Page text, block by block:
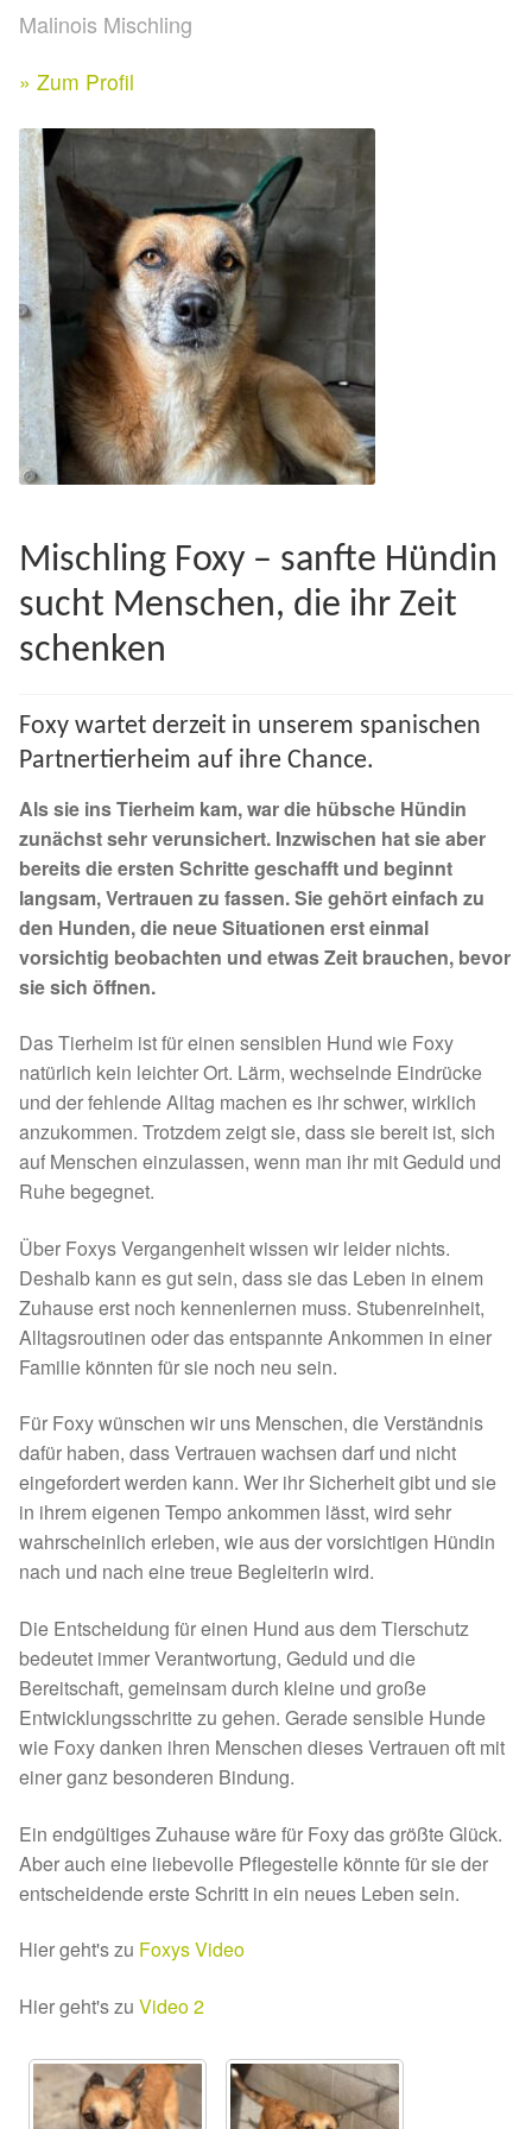
Ihre/Eure Spenden – Januar bis Juni 2026
Spenden 2025
Juli bis Dezember 2025
Januar bis Juni 2025
Spenden 2024
Juli bis Dezember 2024
Spenden 2023
Juli bis Dezember 2023
Spenden 2022
Juli bis Dezember 2022
Januar bis Juni 2022
Spenden 2021
Fördermitgliedschaft
Tierschutz
Auslandstierschutz
Schutzgebühr
Unsere Notnasen
Notnasen in Deutschland
Notnasen noch im Ausland
Notnasen mit Handicap
Wichtige Gedanken vor der Adoption
Sicherheitsgeschirr
Mittelmeerkrankheiten
Leishmaniose
Qualzucht bei Hunden
Sonderfarben bei Hunden
Zwingerhusten
Ablauf Adoption
Info Broschüre – SALVA Hundehilfe e.V.
Facebook
Instagram
Malinois Mischling
» Zum Profil
Mischling Foxy – sanfte Hündin
sucht Menschen, die ihr Zeit
schenken
Foxy wartet derzeit in unserem spanischen
Partnertierheim auf ihre Chance.
Als sie ins Tierheim kam, war die hübsche Hündin
zunächst sehr verunsichert. Inzwischen hat sie aber
bereits die ersten Schritte geschafft und beginnt
langsam, Vertrauen zu fassen. Sie gehört einfach zu
den Hunden, die neue Situationen erst einmal
vorsichtig beobachten und etwas Zeit brauchen, bevor
sie sich öffnen.
Das Tierheim ist für einen sensiblen Hund wie Foxy
natürlich kein leichter Ort. Lärm, wechselnde Eindrücke
und der fehlende Alltag machen es ihr schwer, wirklich
anzukommen. Trotzdem zeigt sie, dass sie bereit ist, sich
auf Menschen einzulassen, wenn man ihr mit Geduld und
Ruhe begegnet.
Über Foxys Vergangenheit wissen wir leider nichts.
Deshalb kann es gut sein, dass sie das Leben in einem
Zuhause erst noch kennenlernen muss. Stubenreinheit,
Alltagsroutinen oder das entspannte Ankommen in einer
Familie könnten für sie noch neu sein.
Für Foxy wünschen wir uns Menschen, die Verständnis
dafür haben, dass Vertrauen wachsen darf und nicht
eingefordert werden kann. Wer ihr Sicherheit gibt und sie
in ihrem eigenen Tempo ankommen lässt, wird sehr
wahrscheinlich erleben, wie aus der vorsichtigen Hündin
nach und nach eine treue Begleiterin wird.
Die Entscheidung für einen Hund aus dem Tierschutz
bedeutet immer Verantwortung, Geduld und die
Bereitschaft, gemeinsam durch kleine und große
Entwicklungsschritte zu gehen. Gerade sensible Hunde
wie Foxy danken ihren Menschen dieses Vertrauen oft mit
einer ganz besonderen Bindung.
Ein endgültiges Zuhause wäre für Foxy das größte Glück.
Aber auch eine liebevolle Pflegestelle könnte für sie der
entscheidende erste Schritt in ein neues Leben sein.
Hier geht's zu Foxys Video
Hier geht's zu Video 2